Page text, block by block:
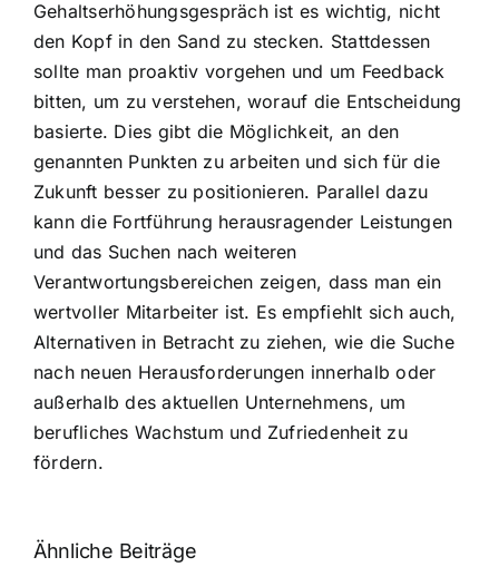
Gehaltserhöhungsgespräch ist es wichtig, nicht
den Kopf in den Sand zu stecken. Stattdessen
sollte man proaktiv vorgehen und um Feedback
bitten, um zu verstehen, worauf die Entscheidung
basierte. Dies gibt die Möglichkeit, an den
genannten Punkten zu arbeiten und sich für die
Zukunft besser zu positionieren. Parallel dazu
kann die Fortführung herausragender Leistungen
und das Suchen nach weiteren
Verantwortungsbereichen zeigen, dass man ein
wertvoller Mitarbeiter ist. Es empfiehlt sich auch,
Alternativen in Betracht zu ziehen, wie die Suche
nach neuen Herausforderungen innerhalb oder
außerhalb des aktuellen Unternehmens, um
berufliches Wachstum und Zufriedenheit zu
fördern.
Ähnliche Beiträge